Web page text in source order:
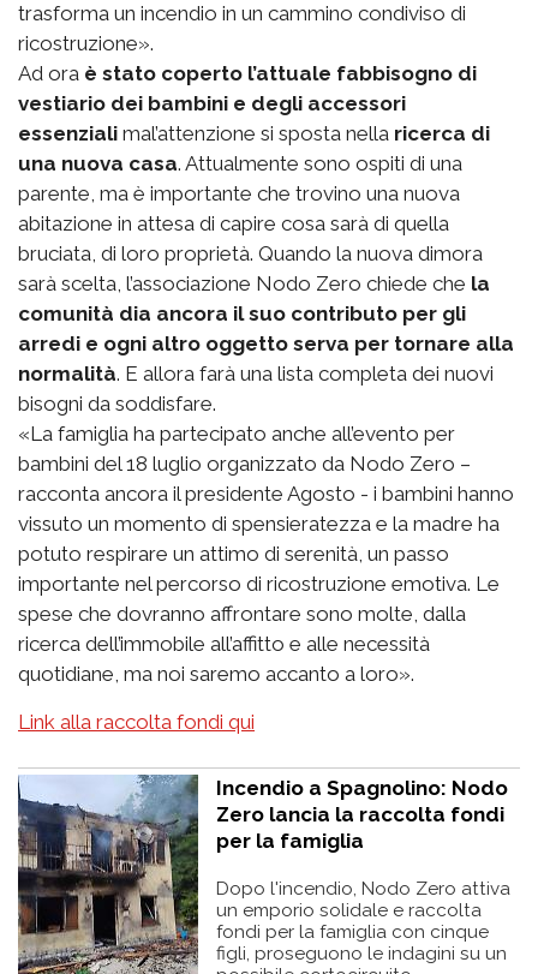
trasforma un incendio in un cammino condiviso di
ricostruzione».
Ad ora è stato coperto l’attuale fabbisogno di
vestiario dei bambini e degli accessori
essenziali mal’attenzione si sposta nella ricerca di
una nuova casa. Attualmente sono ospiti di una
parente, ma è importante che trovino una nuova
abitazione in attesa di capire cosa sarà di quella
bruciata, di loro proprietà. Quando la nuova dimora
sarà scelta, l’associazione Nodo Zero chiede che la
comunità dia ancora il suo contributo per gli
arredi e ogni altro oggetto serva per tornare alla
normalità. E allora farà una lista completa dei nuovi
bisogni da soddisfare.
«La famiglia ha partecipato anche all’evento per
bambini del 18 luglio organizzato da Nodo Zero –
racconta ancora il presidente Agosto - i bambini hanno
vissuto un momento di spensieratezza e la madre ha
potuto respirare un attimo di serenità, un passo
importante nel percorso di ricostruzione emotiva. Le
spese che dovranno affrontare sono molte, dalla
ricerca dell’immobile all’affitto e alle necessità
quotidiane, ma noi saremo accanto a loro».
Link alla raccolta fondi qui
Incendio a Spagnolino: Nodo
Zero lancia la raccolta fondi
per la famiglia
Dopo l'incendio, Nodo Zero attiva
un emporio solidale e raccolta
fondi per la famiglia con cinque
figli, proseguono le indagini su un